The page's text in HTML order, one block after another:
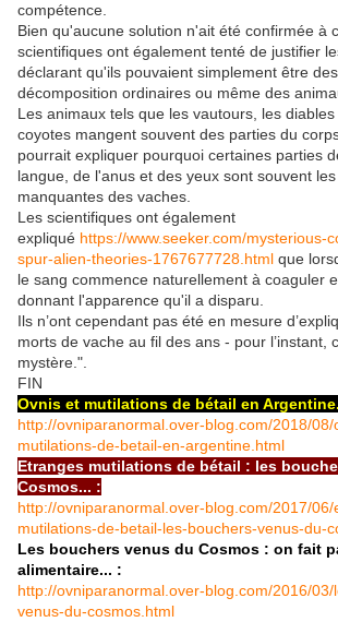
compétence.
Bien qu'aucune solution n'ait été confirmée à
scientifiques ont également tenté de justifier
déclarant qu'ils pouvaient simplement être
décomposition ordinaires ou même des
Les animaux tels que les vautours, les
coyotes mangent souvent des parties du
pourrait expliquer pourquoi certaines parties
langue, de l'anus et des yeux sont souvent
manquantes des vaches.
Les scientifiques ont également
expliqué https://www.seeker.com/mysterious-
spur-alien-theories-1767677728.html que
le sang commence naturellement à coaguler
donnant l'apparence qu'il a disparu.
Ils n’ont cependant pas été en mesure
morts de vache au fil des ans - pour l’instant,
mystère.".
FIN
Ovnis et mutilations de bétail en
http://ovniparanormal.over-blog.com/2018/08/
mutilations-de-betail-en-argentine.html
Etranges mutilations de bétail : les
Cosmos... :
http://ovniparanormal.over-blog.com/2017/06/
mutilations-de-betail-les-bouchers-venus-du-
Les bouchers venus du Cosmos : on fait
alimentaire... :
http://ovniparanormal.over-blog.com/2016/03/
venus-du-cosmos.html